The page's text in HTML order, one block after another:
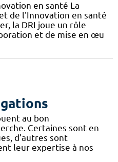
en santé La
de l'Innovation en santé
la DRI joue un rôle
et de mise en œu
au bon
Certaines sont en
d'autres sont
leur expertise à nos